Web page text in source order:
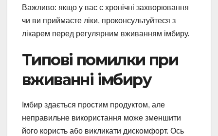
Важливо: якщо у вас є хронічні захворювання
чи ви приймаєте ліки, проконсультуйтеся з
лікарем перед регулярним вживанням імбиру.
Типові помилки при
вживанні імбиру
Імбир здається простим продуктом, але
неправильне використання може зменшити
його користь або викликати дискомфорт. Ось